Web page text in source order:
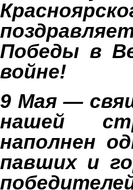
Победы в
войне!
9 Мая —
нашей
наполнен
павших и